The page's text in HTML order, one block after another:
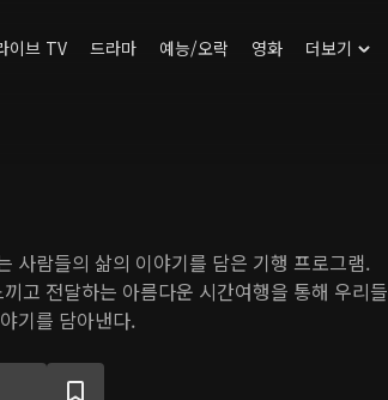
이브 TV 드라마 예능/오락 영화 더보기
사람들의 삶의 이야기를 담은 기행 프로그램.
고 전달하는 아름다운 시간여행을 통해 우리들
기를 담아낸다.